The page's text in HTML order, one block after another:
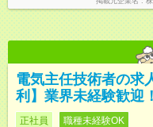
電気主任技術者の求
利】業界未経験歓迎
正社員 職種未経験OK